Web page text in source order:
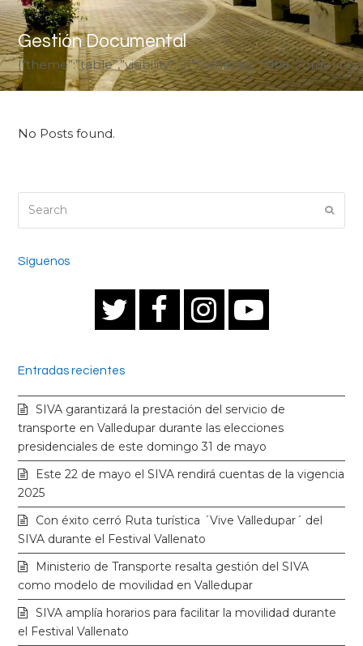
Gestión Documental
{“theme”:”table”,”visibility”:”-
No Posts found.
Síguenos
i
t
t
e
r
c
e
b
o
o
k
s
t
a
g
r
a
Y
u
t
u
b
e
Entradas recientes
SIVA garantizará la prestación del servicio de
transporte en Valledupar durante las elecciones
presidenciales de este domingo 31 de mayo
Este 22 de mayo el SIVA rendirá cuentas de la vigencia
2025
Con éxito cerró Ruta turística ´Vive Valledupar´ del
SIVA durante el Festival Vallenato
Ministerio de Transporte resalta gestión del SIVA
como modelo de movilidad en Valledupar
SIVA amplía horarios para facilitar la movilidad durante
el Festival Vallenato